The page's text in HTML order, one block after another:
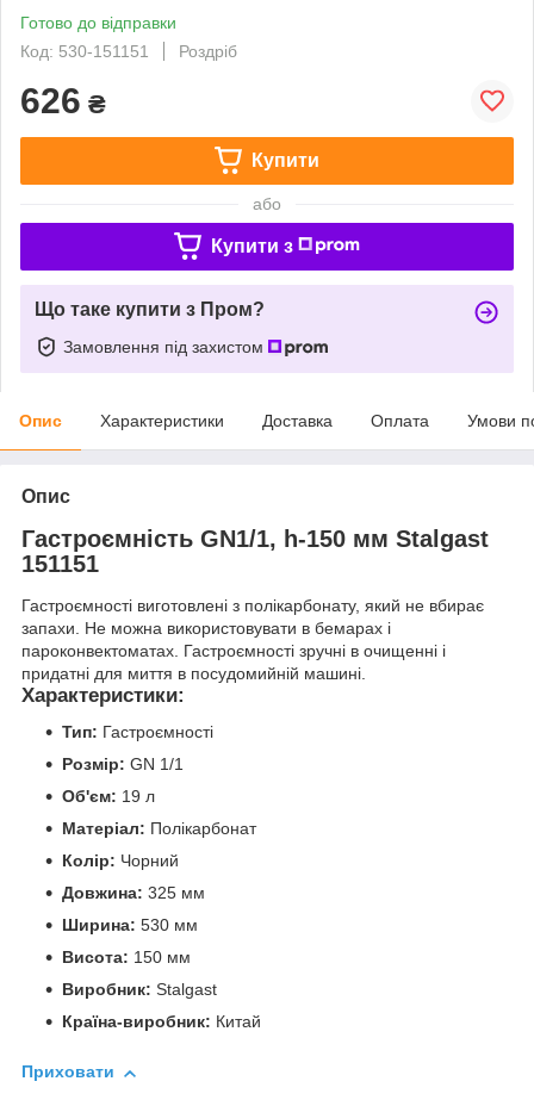
Готово до відправки
Код: 530-151151
Роздріб
626 ₴
Купити
або
Купити з
Що таке купити з Пром?
Замовлення під захистом
Опис Характеристики Доставка Оплата Умови
Опис
Гастроємність GN1/1, h-150 мм Stalgast
151151
Гастроємності виготовлені з полікарбонату, який не вбирає
запахи. Не можна використовувати в бемарах і
пароконвектоматах. Гастроємності зручні в очищенні і
придатні для миття в посудомийній машині.
Характеристики:
Тип: Гастроємності
Розмір: GN 1/1
Об'єм: 19 л
Матеріал: Полікарбонат
Колір: Чорний
Довжина: 325 мм
Ширина: 530 мм
Висота: 150 мм
Виробник: Stalgast
Країна-виробник: Китай
Приховати